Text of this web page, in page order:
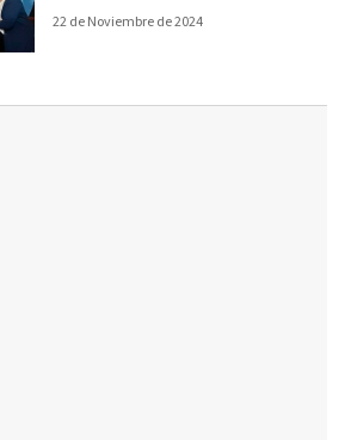
22 de Noviembre de 2024